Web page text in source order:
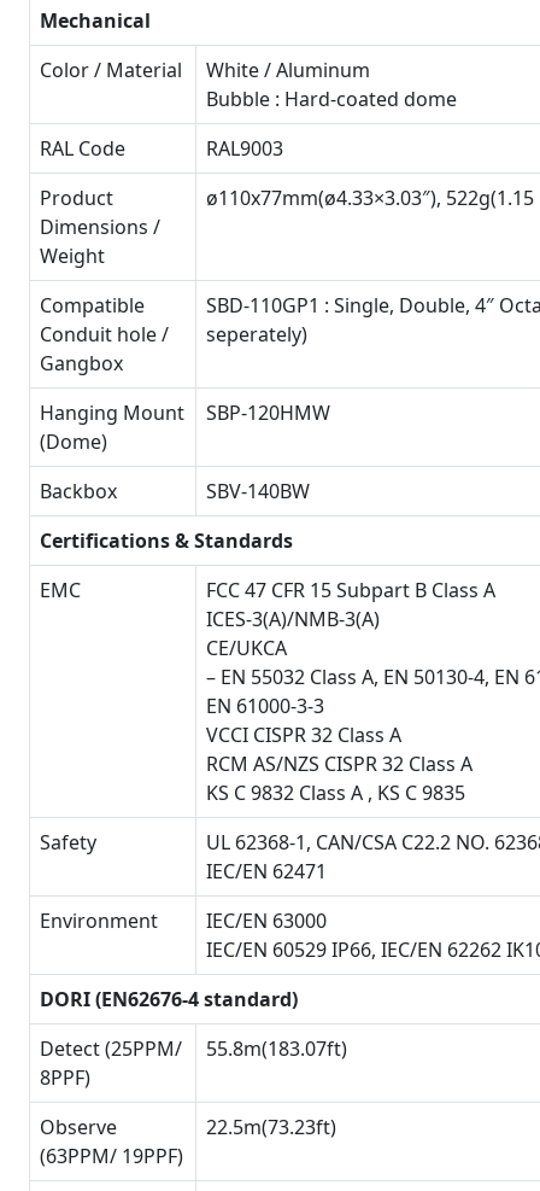
Mechanical
Color / Material
White / Aluminum
Bubble : Hard-coated dome
RAL Code
RAL9003
Product
Dimensions /
Weight
ø110x77mm(ø4.33×3.03″), 522g(1.15
Compatible
Conduit hole /
Gangbox
SBD-110GP1 : Single, Double, 4″
seperately)
Hanging Mount
(Dome)
SBP-120HMW
Backbox
SBV-140BW
Certifications & Standards
EMC
FCC 47 CFR 15 Subpart B Class A
ICES-3(A)/NMB-3(A)
CE/UKCA
– EN 55032 Class A, EN 50130-4, EN
EN 61000-3-3
VCCI CISPR 32 Class A
RCM AS/NZS CISPR 32 Class A
KS C 9832 Class A , KS C 9835
Safety
UL 62368-1, CAN/CSA C22.2 NO.
IEC/EN 62471
Environment
IEC/EN 63000
IEC/EN 60529 IP66, IEC/EN 62262
DORI (EN62676-4 standard)
Detect (25PPM/
8PPF)
55.8m(183.07ft)
Observe
(63PPM/ 19PPF)
22.5m(73.23ft)